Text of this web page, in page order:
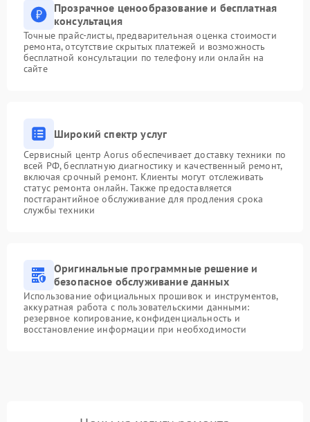
Прозрачное ценообразование и бесплатная
консультация
Точные прайс-листы, предварительная оценка стоимости
ремонта, отсутствие скрытых платежей и возможность
бесплатной консультации по телефону или онлайн на
сайте
Широкий спектр услуг
Сервисный центр Aorus обеспечивает доставку техники по
всей РФ, бесплатную диагностику и качественный ремонт,
включая срочный ремонт. Клиенты могут отслеживать
статус ремонта онлайн. Также предоставляется
постгарантийное обслуживание для продления срока
службы техники
Оригинальные программные решение и
безопасное обслуживание данных
Использование официальных прошивок и инструментов,
аккуратная работа с пользовательскими данными:
резервное копирование, конфиденциальность и
восстановление информации при необходимости